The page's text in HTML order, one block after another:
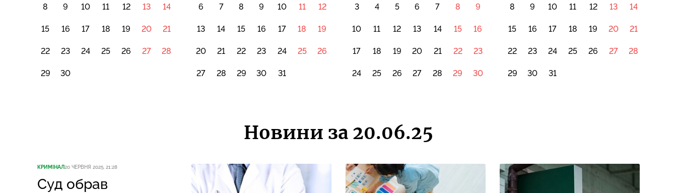
8 9 10 11 12 13 14
15 16 17 18 19 20 21
22 23 24 25 26 27 28
29 30
6 7 8 9 10 11 12
13 14 15 16 17 18 19
20 21 22 23 24 25 26
27 28 29 30 31
3 4 5 6 7 8 9
10 11 12 13 14 15 16
17 18 19 20 21 22 23
24 25 26 27 28 29 30
8 9 10 11 12 13 14
15 16 17 18 19 20 21
22 23 24 25 26 27 28
29 30 31
Новини за 20.06.25
КРИМІНАЛ20 ЧЕРВНЯ 2025, 21:28
Суд обрав